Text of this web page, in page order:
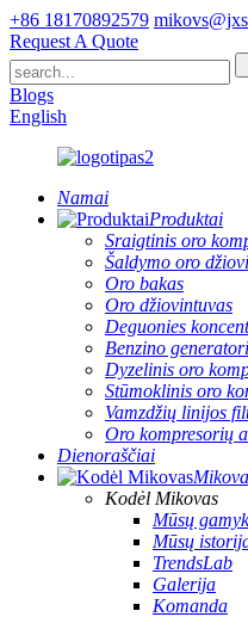
+86 18170892579
Request A Quote
Blogs
English
Namai
Produktai
Sraigtinis oro
Šaldymo oro
Oro bakas
Oro džiovintuvas
Deguonies
Benzino
Dyzelinis oro
Stūmoklinis oro
Vamzdžių linijos
Oro kompresorių
Dienoraščiai
Kodėl Mikovas
Mūsų
Mūsų
TrendsLab
Galerija
Komanda